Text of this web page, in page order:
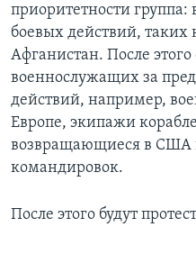
приоритетности
боевых действий,
Афганистан. После
военнослужащих за
действий, например,
Европе, экипажи
возвращающиеся в США
командировок.
После этого будут